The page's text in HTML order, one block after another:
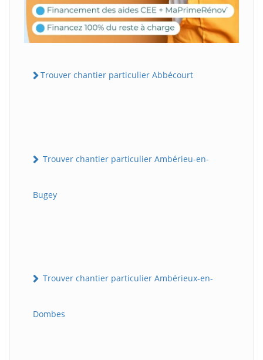
Trouver chantier particulier Abbécourt
Trouver chantier particulier Ambérieu-en-
Bugey
Trouver chantier particulier Ambérieux-en-
Dombes